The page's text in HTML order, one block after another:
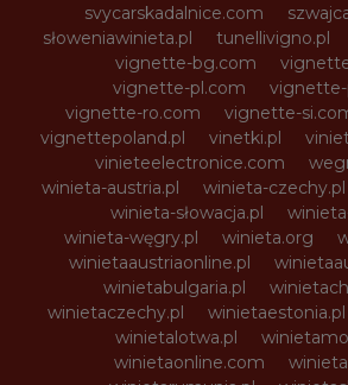
svycarskadalnice.com
słoweniawinieta.pl
tunellivigno.pl
vignette-bg.com
vignette-pl.com
vignette-
vignette-ro.com
vignette-
vignettepoland.pl
vinetki.pl
vinieteelectronice.com
winieta-austria.pl
winieta-czechy.pl
winieta-słowacja.pl
winieta-węgry.pl
winieta.org
winietaaustriaonline.pl
winietabulgaria.pl
winietaczechy.pl
winietaestonia.pl
winietalotwa.pl
winietaonline.com